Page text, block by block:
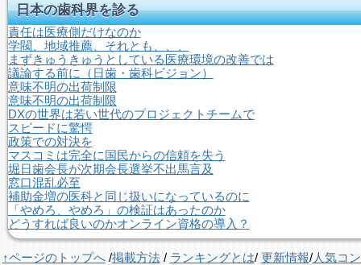
日本の歯科界を診る
責任は医療側だけなのか
学閥、地域推薦、それとも、、、
まずきゅうきゅうとしている医療環境の改善では
議論する前に（日歯・歯科ビジョン）
意味不明の出荷制限
意味不明の出荷制限
DXの世界は若い世代のプロジェクトチームで
スピードに驚愕
政策での対決を
マスコミは完全に国民からの信頼を失う
堀日歯会長が次期会長選挙不出馬言及
窓口混乱必至
補助金増の医科と同じ扱いになっているのに
「やめろ、やめろ」の検証はあったのか
どうすれば良いのかオンライン資格の導入？
↑ページのトップへ/掲載方法/ ランキングとは/ 更新情報/人気コ